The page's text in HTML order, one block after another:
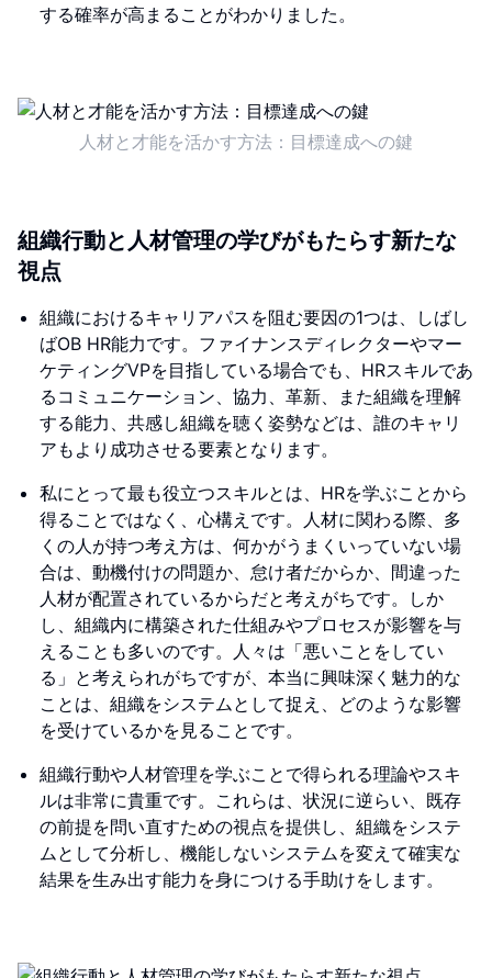
する確率が高まることがわかりました。
人材と才能を活かす方法：目標達成への鍵
組織行動と人材管理の学びがもたらす新たな
視点
組織におけるキャリアパスを阻む要因の1つは、しばし
ばOB HR能力です。ファイナンスディレクターやマー
ケティングVPを目指している場合でも、HRスキルであ
るコミュニケーション、協力、革新、また組織を理解
する能力、共感し組織を聴く姿勢などは、誰のキャリ
アもより成功させる要素となります。
私にとって最も役立つスキルとは、HRを学ぶことから
得ることではなく、心構えです。人材に関わる際、多
くの人が持つ考え方は、何かがうまくいっていない場
合は、動機付けの問題か、怠け者だからか、間違った
人材が配置されているからだと考えがちです。しか
し、組織内に構築された仕組みやプロセスが影響を与
えることも多いのです。人々は「悪いことをしてい
る」と考えられがちですが、本当に興味深く魅力的な
ことは、組織をシステムとして捉え、どのような影響
を受けているかを見ることです。
組織行動や人材管理を学ぶことで得られる理論やスキ
ルは非常に貴重です。これらは、状況に逆らい、既存
の前提を問い直すための視点を提供し、組織をシステ
ムとして分析し、機能しないシステムを変えて確実な
結果を生み出す能力を身につける手助けをします。